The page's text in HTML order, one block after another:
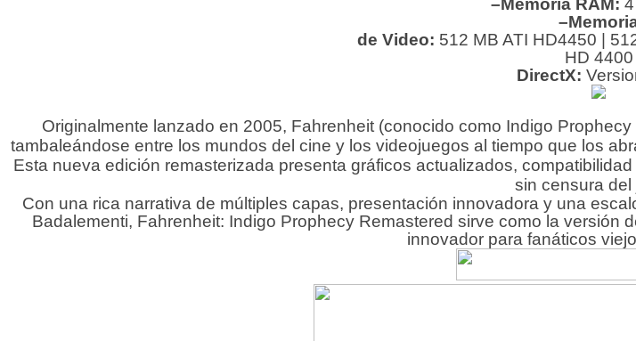
–Memoria RAM:
de Video: 512 MB ATI HD4450 |
HD 4400
DirectX:
Originalmente lanzado en 2005, Fahrenheit (conocido como Indigo
tambaleándose entre los mundos del cine y los videojuegos al tiempo que los
Esta nueva edición remasterizada presenta gráficos actualizados,
sin censura del
Con una rica narrativa de múltiples capas, presentación innovadora y una
Badalementi, Fahrenheit: Indigo Prophecy Remastered sirve como la versión
innovador para fanáticos